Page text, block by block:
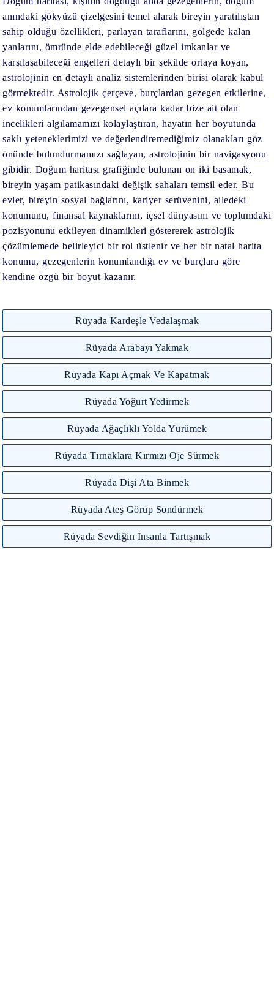
anındaki gökyüzü çizelgesini temel alarak bireyin yaratılıştan
sahip olduğu özellikleri, parlayan taraflarını, gölgede kalan
yanlarını, ömründe elde edebileceği güzel imkanlar ve
karşılaşabileceği engelleri detaylı bir şekilde ortaya koyan,
astrolojinin en detaylı analiz sistemlerinden birisi olarak kabul
görmektedir. Astrolojik çerçeve, burçlardan gezegen etkilerine,
ev konumlarından gezegensel açılara kadar bize ait olan
incelikleri algılamamızı kolaylaştıran, hayatın her boyutunda
saklı yeteneklerimizi ve değerlendiremediğimiz olanakları göz
önünde bulundurmamızı sağlayan, astrolojinin bir navigasyonu
gibidir. Doğum haritası grafiğinde bulunan on iki basamak,
bireyin yaşam patikasındaki değişik sahaları temsil eder. Bu
evler, bireyin sosyal bağlarını, kariyer serüvenini, ailedeki
konumunu, finansal kaynaklarını, içsel dünyasını ve toplumdaki
pozisyonunu etkileyen dinamikleri göstererek astrolojik
çözümlemede belirleyici bir rol üstlenir ve her bir natal harita
konumu, gezegenlerin konumlandığı ev ve burçlara göre
kendine özgü bir boyut kazanır.
Rüyada Kardeşle Vedalaşmak
Rüyada Arabayı Yakmak
Rüyada Kapı Açmak Ve Kapatmak
Rüyada Yoğurt Yedirmek
Rüyada Ağaçlıklı Yolda Yürümek
Rüyada Tırnaklara Kırmızı Oje Sürmek
Rüyada Dişi Ata Binmek
Rüyada Ateş Görüp Söndürmek
Rüyada Sevdiğin İnsanla Tartışmak